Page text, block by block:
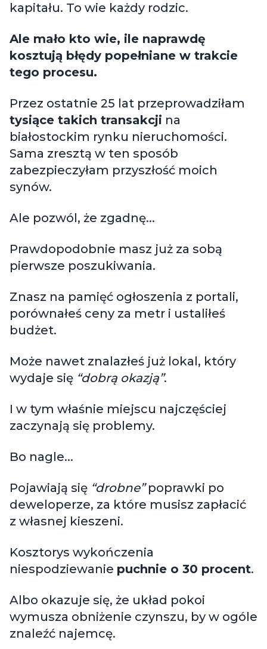
kapitału. To wie każdy rodzic.
Ale mało kto wie, ile naprawdę
kosztują błędy popełniane w trakcie
tego procesu.
Przez ostatnie 25 lat przeprowadziłam
tysiące takich transakcji na
białostockim rynku nieruchomości.
Sama zresztą w ten sposób
zabezpieczyłam przyszłość moich
synów.
Ale pozwól, że zgadnę...
Prawdopodobnie masz już za sobą
pierwsze poszukiwania.
Znasz na pamięć ogłoszenia z portali,
porównałeś ceny za metr i ustaliłeś
budżet.
Może nawet znalazłeś już lokal, który
wydaje się “dobrą okazją”.
I w tym właśnie miejscu najczęściej
zaczynają się problemy.
Bo nagle...
Pojawiają się “drobne”poprawki po
deweloperze, za które musisz zapłacić
z własnej kieszeni.
Kosztorys wykończenia
niespodziewanie puchnie o 30 procent.
Albo okazuje się, że układ pokoi
wymusza obniżenie czynszu, by w ogóle
znaleźć najemcę.